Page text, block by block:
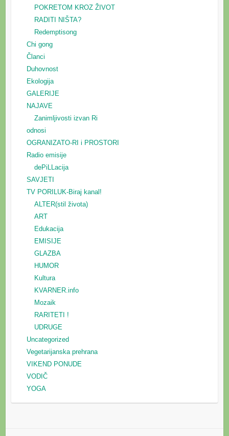
POKRETOM KROZ ŽIVOT
RADITI NIŠTA?
Redemptisong
Chi gong
Članci
Duhovnost
Ekologija
GALERIJE
NAJAVE
Zanimljivosti izvan Ri
odnosi
OGRANIZATO-RI i PROSTORI
Radio emisije
dePiLLacija
SAVJETI
TV PORILUK-Biraj kanal!
ALTER(stil života)
ART
Edukacija
EMISIJE
GLAZBA
HUMOR
Kultura
KVARNER.info
Mozaik
RARITETI !
UDRUGE
Uncategorized
Vegetarijanska prehrana
VIKEND PONUDE
VODIČ
YOGA